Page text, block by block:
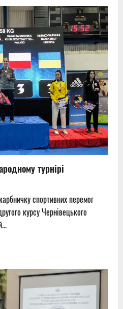
турнірі
спортивних перемог
курсу Чернівецького